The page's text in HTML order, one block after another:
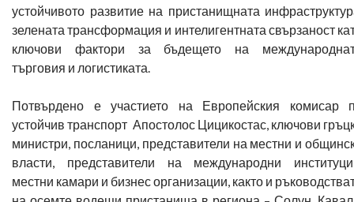
устойчивото развитие на пристанищната
зелената трансформация и интелигентната свързаност
ключови фактори за бъдещето на
търговия и логистиката.
Потвърдено е участието на Европейския комисар
устойчив транспорт Апостолос Цицикостас, ключови
министри, посланици, представители на местни и
власти, представители на международни
местни камари и бизнес организации, както и